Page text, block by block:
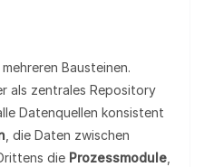
Bausteinen.
als zentrales Repository
Datenquellen konsistent
, die Daten zwischen
die Prozessmodule